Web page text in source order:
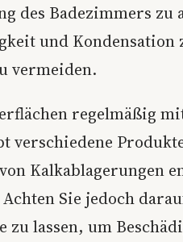
des Badezimmers zu
und Kondensation
vermeiden.
regelmäßig
verschiedene
Kalkablagerungen
Sie jedoch
lassen, um